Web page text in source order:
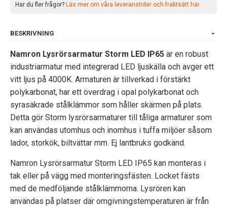
Har du fler frågor? Läs mer om våra leveranstider och fraktsätt här.
BESKRIVNING
Namron Lysrörsarmatur Storm LED IP65 är en robust
industriarmatur med integrerad LED ljuskälla och avger ett
vitt ljus på 4000K. Armaturen är tillverkad i förstärkt
polykarbonat, har ett överdrag i opal polykarbonat och
syrasäkrade stålklämmor som håller skärmen på plats.
Detta gör Storm lysrörsarmaturer till tåliga armaturer som
kan användas utomhus och inomhus i tuffa miljöer såsom
lador, storkök, biltvättar mm. Ej lantbruks godkänd.
Namron Lysrörsarmatur Storm LED IP65 kan monteras i
tak eller på vägg med monteringsfästen. Locket fästs
med de medföljande stålklämmorna. Lysrören kan
användas på platser där omgivningstemperaturen är från